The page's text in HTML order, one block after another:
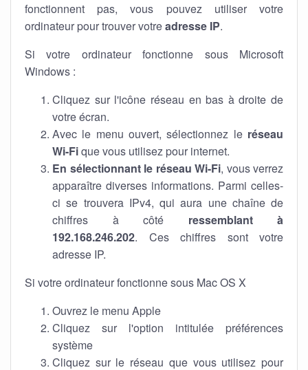
fonctionnent pas, vous pouvez utiliser votre
ordinateur pour trouver votreadresse IP.
Si votre ordinateur fonctionne sous Microsoft
Windows :
Cliquez sur l'icône réseau en bas à droite de
votre écran.
Avec le menu ouvert, sélectionnez le réseau
Wi-Fique vous utilisez pour internet.
En sélectionnant le réseau Wi-Fi, vous verrez
apparaître diverses informations. Parmi celles-
ci se trouvera IPv4, qui aura une chaîne de
chiffres à côté ressemblant à
192.168.246.202. Ces chiffres sont votre
adresse IP.
Si votre ordinateur fonctionne sous Mac OS X
Ouvrez le menu Apple
Cliquez sur l'option intitulée préférences
système
Cliquez sur le réseau que vous utilisez pour